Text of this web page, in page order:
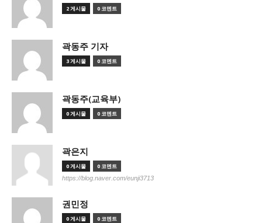
2 게시물 0 코멘트
곽동주 기자
3 게시물 0 코멘트
곽동주(교육부)
0 게시물 0 코멘트
곽은지
0 게시물 0 코멘트
https://blog.naver.com/eunji3713
권민정
0 게시물 0 코멘트